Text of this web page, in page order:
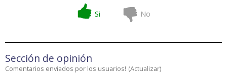
Si No
Sección de opinión
Comentarios enviados por los usuarios! (Actualizar)